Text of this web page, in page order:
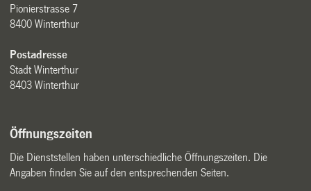
Pionierstrasse 7
8400 Winterthur
Postadresse
Stadt Winterthur
8403 Winterthur
Öffnungszeiten
Die Dienststellen haben unterschiedliche Öffnungszeiten. Die
Angaben finden Sie auf den entsprechenden Seiten.